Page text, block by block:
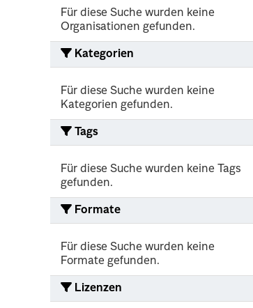
Für diese Suche wurden keine
Organisationen gefunden.
Kategorien
Für diese Suche wurden keine
Kategorien gefunden.
Tags
Für diese Suche wurden keine Tags
gefunden.
Formate
Für diese Suche wurden keine
Formate gefunden.
Lizenzen